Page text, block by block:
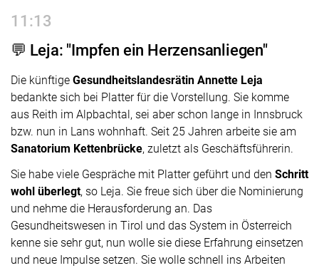
11:13
💬 Leja: "Impfen ein Herzensanliegen"
Die künftige Gesundheitslandesrätin Annette Leja
bedankte sich bei Platter für die Vorstellung. Sie komme
aus Reith im Alpbachtal, sei aber schon lange in Innsbruck
bzw. nun in Lans wohnhaft. Seit 25 Jahren arbeite sie am
Sanatorium Kettenbrücke, zuletzt als Geschäftsführerin.
Sie habe viele Gespräche mit Platter geführt und den Schritt
wohl überlegt, so Leja. Sie freue sich über die Nominierung
und nehme die Herausforderung an. Das
Gesundheitswesen in Tirol und das System in Österreich
kenne sie sehr gut, nun wolle sie diese Erfahrung einsetzen
und neue Impulse setzen. Sie wolle schnell ins Arbeiten